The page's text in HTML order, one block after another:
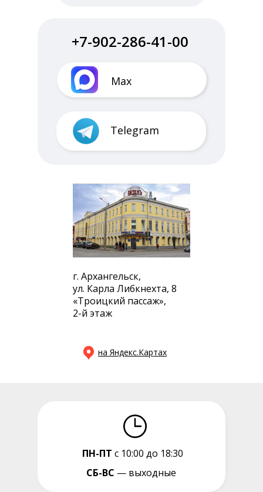
Max
+7-902-286-41-00
ПН-ПТ с 10:00 до 18:30
Telegram
СБ-ВС — выходные
г. Архангельск,
ул. Карла Либкнехта, 8
«Троицкий пассаж»,
2-й этаж
на Яндекс.Картах